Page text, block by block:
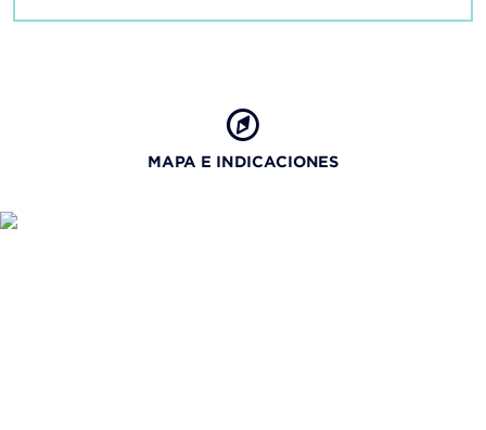
Puerto Aventuras
Puerto Morelos
MAPA E INDICACIONES